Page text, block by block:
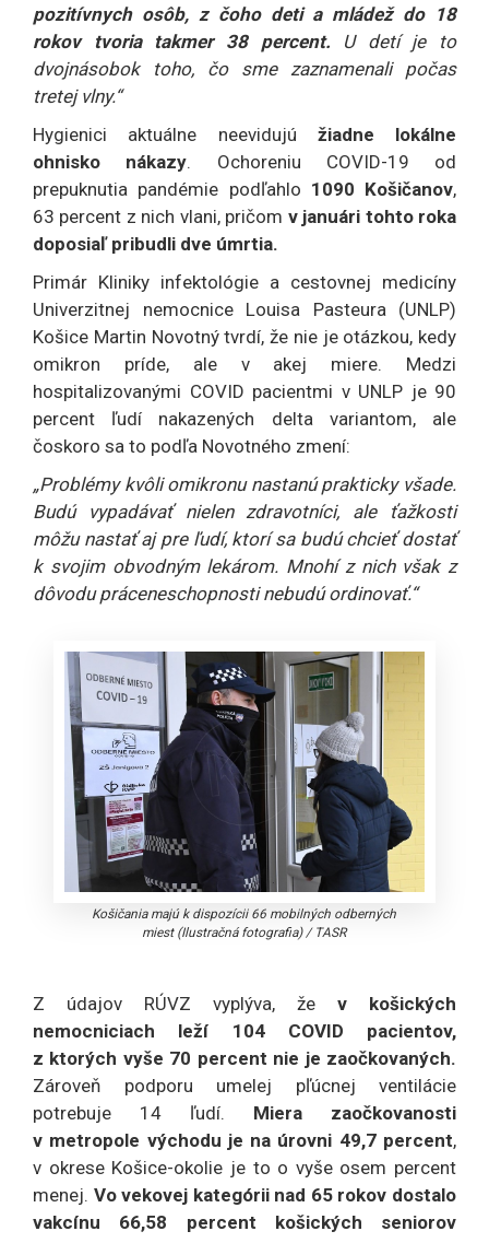
pozitívnych osôb, z čoho deti a mládež do 18
rokov tvoria takmer 38 percent. U detí je to
dvojnásobok toho, čo sme zaznamenali počas
tretej vlny.“
Hygienici aktuálne neevidujú žiadne lokálne
ohnisko nákazy. Ochoreniu COVID-19 od
prepuknutia pandémie podľahlo 1090 Košičanov,
63 percent z nich vlani, pričom v januári tohto roka
doposiaľ pribudli dve úmrtia.
Primár Kliniky infektológie a cestovnej medicíny
Univerzitnej nemocnice Louisa Pasteura (UNLP)
Košice Martin Novotný tvrdí, že nie je otázkou, kedy
omikron príde, ale v akej miere. Medzi
hospitalizovanými COVID pacientmi v UNLP je 90
percent ľudí nakazených delta variantom, ale
čoskoro sa to podľa Novotného zmení:
„Problémy kvôli omikronu nastanú prakticky všade.
Budú vypadávať nielen zdravotníci, ale ťažkosti
môžu nastať aj pre ľudí, ktorí sa budú chcieť dostať
k svojim obvodným lekárom. Mnohí z nich však z
dôvodu práceneschopnosti nebudú ordinovať.“
Košičania majú k dispozícii 66 mobilných odberných
miest (Ilustračná fotografia)/ TASR
Z údajov RÚVZ vyplýva, že v košických
nemocniciach leží 104 COVID pacientov,
z ktorých vyše 70 percent nie je zaočkovaných.
Zároveň podporu umelej pľúcnej ventilácie
potrebuje 14 ľudí. Miera zaočkovanosti
v metropole východu je na úrovni 49,7 percent,
v okrese Košice-okolie je to o vyše osem percent
menej. Vo vekovej kategórii nad 65 rokov dostalo
vakcínu 66,58 percent košických seniorov